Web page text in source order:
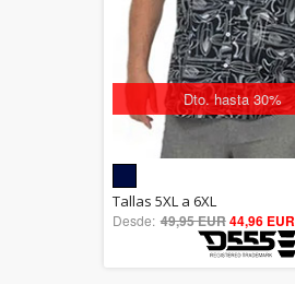
Dto. hasta 30%
5.00
out of 5
Tallas 5XL a 6XL
Desde: 49,95 EUR44,96 EUR